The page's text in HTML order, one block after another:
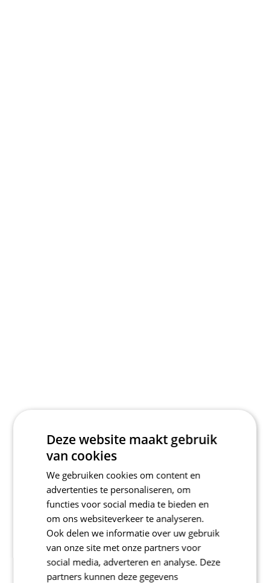
Deze website maakt gebruik
van cookies
We gebruiken cookies om content en
advertenties te personaliseren, om
functies voor social media te bieden en
om ons websiteverkeer te analyseren.
Ook delen we informatie over uw gebruik
van onze site met onze partners voor
social media, adverteren en analyse. Deze
partners kunnen deze gegevens